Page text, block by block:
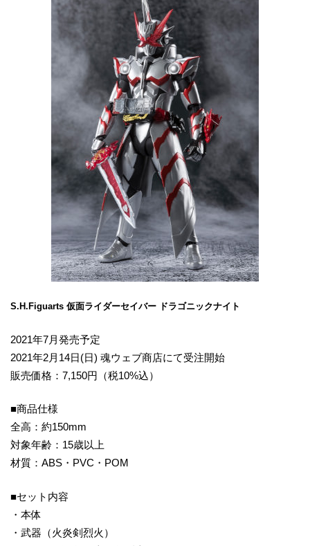
S.H.Figuarts 仮面ライダーセイバー ドラゴニックナイト
2021年7月発売予定
2021年2月14日(日) 魂ウェブ商店にて受注開始
販売価格：7,150円（税10%込）
■商品仕様
全高：約150mm
対象年齢：15歳以上
材質：ABS・PVC・POM
■セット内容
・本体
・武器（火炎剣烈火）